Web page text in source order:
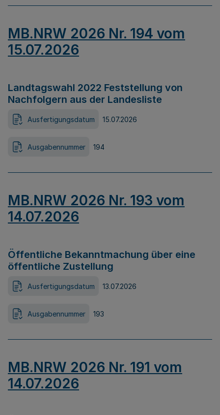
MB.NRW 2026 Nr. 194 vom
15.07.2026
Landtagswahl 2022 Feststellung von
Nachfolgern aus der Landesliste
Ausfertigungsdatum 15.07.2026
Ausgabennummer 194
MB.NRW 2026 Nr. 193 vom
14.07.2026
Öffentliche Bekanntmachung über eine
öffentliche Zustellung
Ausfertigungsdatum 13.07.2026
Ausgabennummer 193
MB.NRW 2026 Nr. 191 vom
14.07.2026